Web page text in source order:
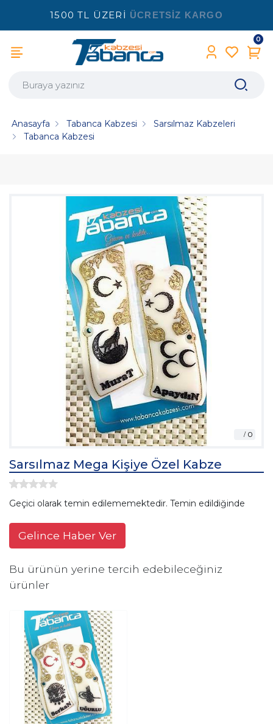
1500 TL ÜZERİ ÜCRETSİZ KARGO
0
Anasayfa Tabanca Kabzesi
Sarsılmaz Kabzeleri
Tabanca Kabzesi
Sarsılmaz Mega Kişiye Özel Kabze
Geçici olarak temin edilememektedir. Temin edildiğinde
Gelince Haber Ver
Bu ürünün yerine tercih edebileceğiniz
ürünler